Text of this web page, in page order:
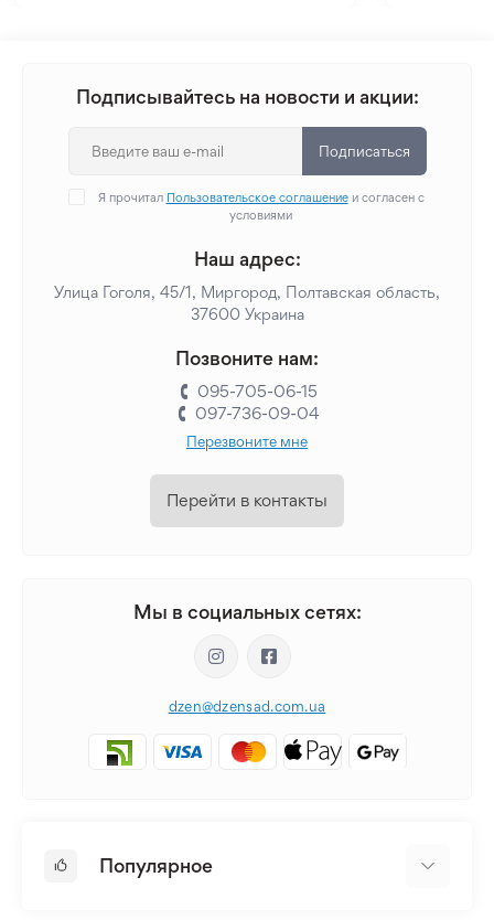
Подписывайтесь на новости и акции:
Подписаться
Я прочитал Пользовательское соглашениеи согласен с
условиями
Наш адрес:
Улица Гоголя, 45/1, Миргород, Полтавская область,
37600 Украина
Позвоните нам:
095-705-06-15
097-736-09-04
Перезвоните мне
Перейти в контакты
Мы в социальных сетях:
dzen@dzensad.com.ua
Популярное